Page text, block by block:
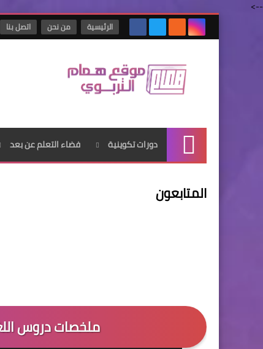
-->
الرئيسية من نحن اتصل بنا
الرئيسية
دورات تكوينية فضاء التعلم عن بعد
المتابعون
ملخصات دروس